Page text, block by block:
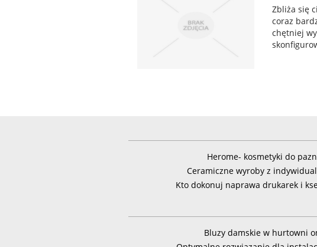
Zbliża się
coraz
chętniej
Herome- kosmetyki do
Ceramiczne wyroby z
Kto dokonuj naprawa drukarek i
Bluzy damskie w hurtowni